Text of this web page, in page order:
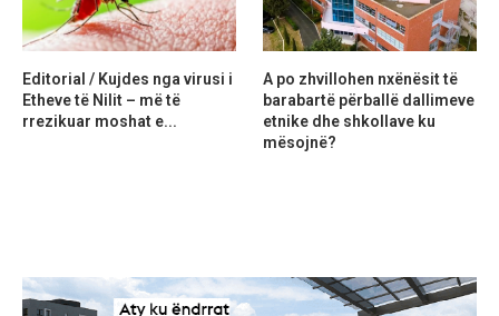
Editorial / Kujdes nga virusi i
Etheve të Nilit – më të
rrezikuar moshat e...
A po zhvillohen nxënësit të
barabartë përballë dallimeve
etnike dhe shkollave ku
mësojnë?